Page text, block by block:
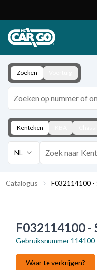
Download
ContactZoeken
Kenteken
NL
Catalogus F032114100
F032114100
Gebruiksnummer 114100
Waar te verkrijgen?